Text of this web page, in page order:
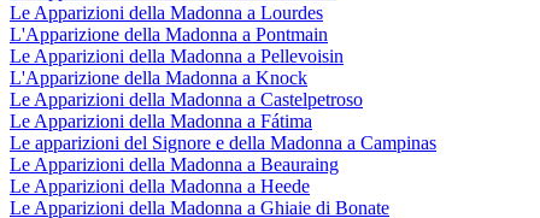
Le Apparizioni della Madonna a Lourdes
L'Apparizione della Madonna a Pontmain
Le Apparizioni della Madonna a Pellevoisin
L'Apparizione della Madonna a Knock
Le Apparizioni della Madonna a Castelpetroso
Le Apparizioni della Madonna a Fátima
Le apparizioni del Signore e della Madonna a Campinas
Le Apparizioni della Madonna a Beauraing
Le Apparizioni della Madonna a Heede
Le Apparizioni della Madonna a Ghiaie di Bonate